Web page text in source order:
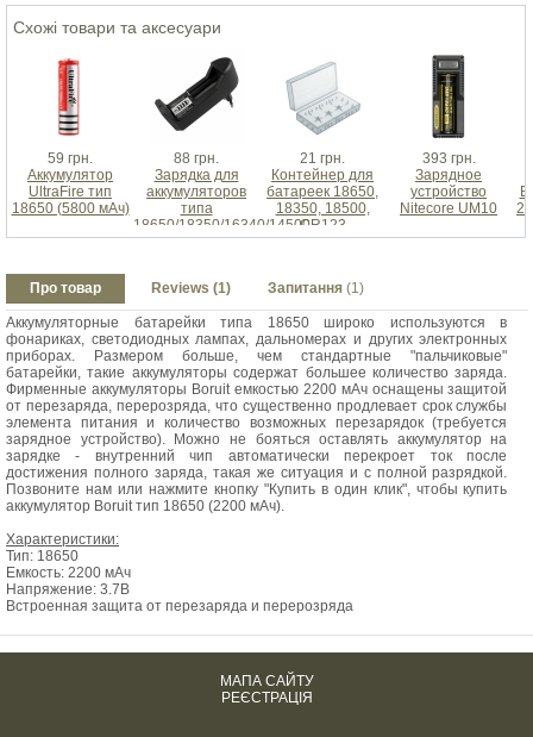
Схожі товари та аксесуари
59 грн.
Аккумулятор
UltraFire тип
18650 (5800 мАч)
88 грн.
Зарядка для
аккумуляторов
типа
18650/18350/16340/14500
21 грн.
Контейнер для
батареек 18650,
18350, 18500,
CR123
393 грн.
Зарядное
устройство
Nitecore UM10
Про товар Reviews (1) Запитання (1)
Аккумуляторные батарейки типа 18650 широко используются в
фонариках, светодиодных лампах, дальномерах и других электронных
приборах. Размером больше, чем стандартные "пальчиковые"
батарейки, такие аккумуляторы содержат большее количество заряда.
Фирменные аккумуляторы Boruit емкостью 2200 мАч оснащены защитой
от перезаряда, перерозряда, что существенно продлевает срок службы
элемента питания и количество возможных перезарядок (требуется
зарядное устройство). Можно не бояться оставлять аккумулятор на
зарядке - внутренний чип автоматически перекроет ток после
достижения полного заряда, такая же ситуация и с полной разрядкой.
Позвоните нам или нажмите кнопку "Купить в один клик", чтобы купить
аккумулятор Boruit тип 18650 (2200 мАч).
Характеристики:
Тип: 18650
Емкость: 2200 мАч
Напряжение: 3.7В
Встроенная защита от перезаряда и перерозряда
МАПА САЙТУ
РЕЄСТРАЦІЯ